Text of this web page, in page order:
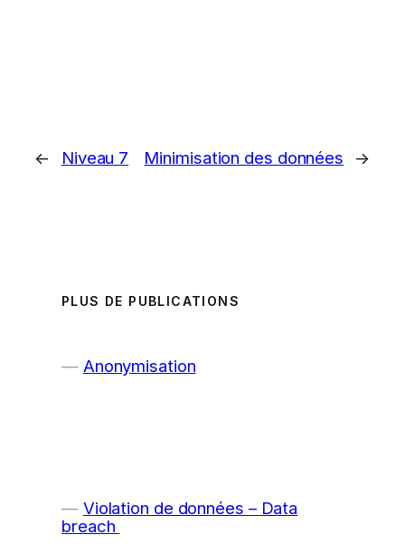
← Niveau 7 Minimisation des données →
PLUS DE PUBLICATIONS
Anonymisation
Violation de données – Data
breach